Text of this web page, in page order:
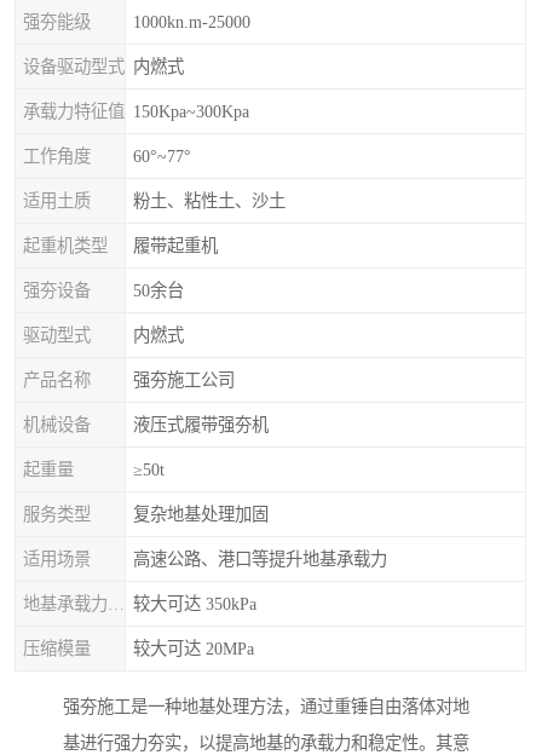
强夯能级 1000kn.m-25000
设备驱动型式 内燃式
承载力特征值 150Kpa~300Kpa
工作角度 60°~77°
适用土质 粉土、粘性土、沙土
起重机类型 履带起重机
强夯设备 50余台
驱动型式 内燃式
产品名称 强夯施工公司
机械设备 液压式履带强夯机
起重量 ≥50t
服务类型 复杂地基处理加固
适用场景 高速公路、港口等提升地基承载力
较大可达 350kPa
压缩模量 较大可达 20MPa
强夯施工是一种地基处理方法，通过重锤自由落体对地
基进行强力夯实，以提高地基的承载力和稳定性。其意